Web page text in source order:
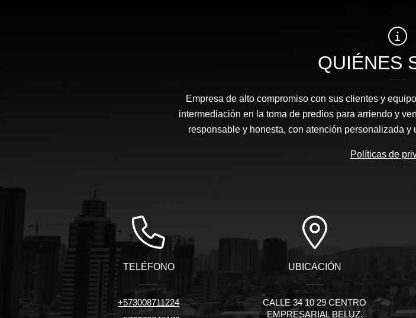
QUIÉNES
Empresa de alto compromiso con sus clientes y
intermediación en la toma de predios para arriendo y
responsable y honesta, con atención personalizada
Políticas de
TELÉFONO
+573008711224
UBICACIÓN
CALLE 34 10 29 CENTRO
EMPRESARIAL BELUZ.